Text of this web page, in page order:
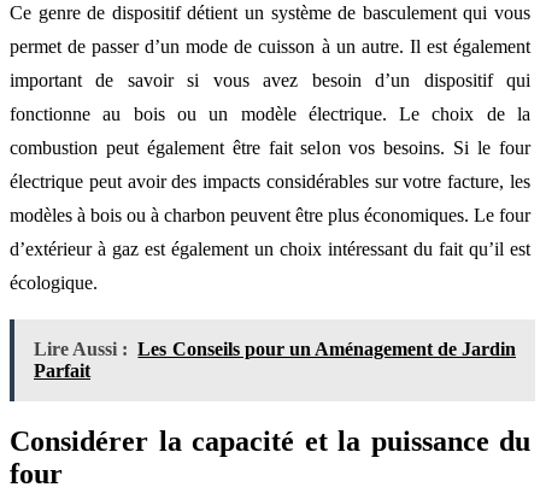
Ce genre de dispositif détient un système de basculement qui vous
permet de passer d’un mode de cuisson à un autre. Il est également
important de savoir si vous avez besoin d’un dispositif qui
fonctionne au bois ou un modèle électrique. Le choix de la
combustion peut également être fait selon vos besoins. Si le four
électrique peut avoir des impacts considérables sur votre facture, les
modèles à bois ou à charbon peuvent être plus économiques. Le four
d’extérieur à gaz est également un choix intéressant du fait qu’il est
écologique.
Lire Aussi : Les Conseils pour un Aménagement de Jardin
Parfait
Considérer la capacité et la puissance du
four